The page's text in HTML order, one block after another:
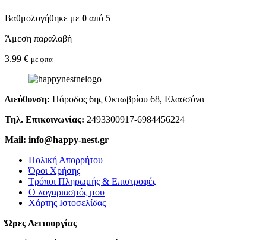
Βαθμολογήθηκε με 0 από 5
Άμεση παραλαβή
3.99 € με φπα
Διεύθυνση: Πάροδος 6ης Οκτωβρίου 68, Ελασσόνα
Τηλ. Επικοινωνίας: 2493300917-6984456224
Mail: info@happy-nest.gr
Πολική Απορρήτου
Όροι Χρήσης
Τρόποι Πληρωμής & Επιστροφές
Ο λογαριασμός μου
Χάρτης Ιστοσελίδας
Ώρες Λειτουργίας